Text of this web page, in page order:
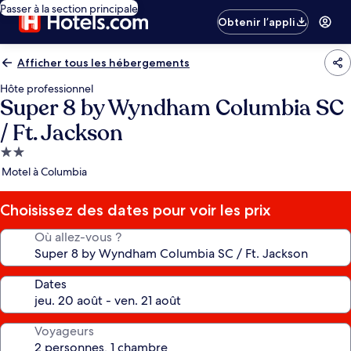
Passer à la section principale
Obtenir l’appli
Afficher tous les hébergements
Hôte professionnel
Super 8 by Wyndham Columbia SC
/ Ft. Jackson
Hébergement
2.0 étoiles
Motel à Columbia
Choisissez des dates pour voir les prix
Où allez-vous ?
Dates
Voyageurs